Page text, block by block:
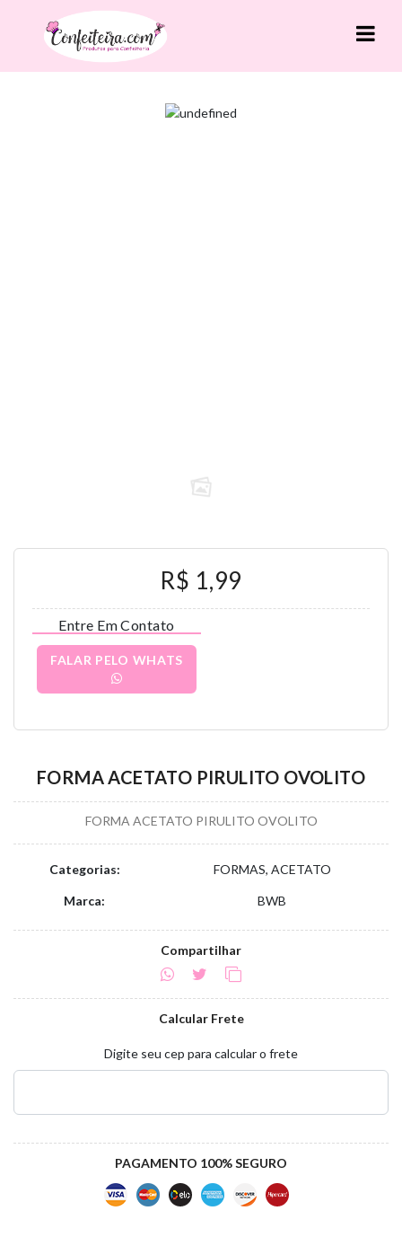
R$ 1,99
Entre Em Contato
FALAR PELO WHATS
FORMA ACETATO PIRULITO OVOLITO
FORMA ACETATO PIRULITO OVOLITO
Categorias: FORMAS, ACETATO
Marca: BWB
Compartilhar
Calcular Frete
Digite seu cep para calcular o frete
PAGAMENTO 100% SEGURO